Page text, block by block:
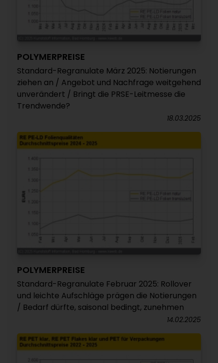
POLYMERPREISE
Standard-Regranulate März 2025: Notierungen
ziehen an / Angebot und Nachfrage weitgehend
unverändert / Bringt die PRSE-Leitmesse die
Trendwende?
18.03.2025
POLYMERPREISE
Standard-Regranulate Februar 2025: Rollover
und leichte Aufschläge prägen die Notierungen
/ Bedarf dürfte, saisonal bedingt, zunehmen
14.02.2025